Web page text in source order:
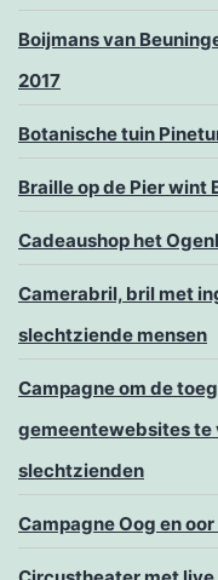
Boijmans van
2017
Botanische tuin
Braille op de Pier wint
Cadeaushop het
Camerabril, bril met
slechtziende mensen
Campagne om de
gemeentewebsites te
slechtzienden
Campagne Oog en